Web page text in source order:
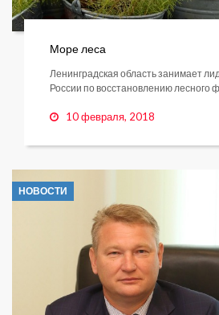
Море леса
Ленинградская область занимает
России по восстановлению лесного
10 февраля, 2018
НОВОСТИ